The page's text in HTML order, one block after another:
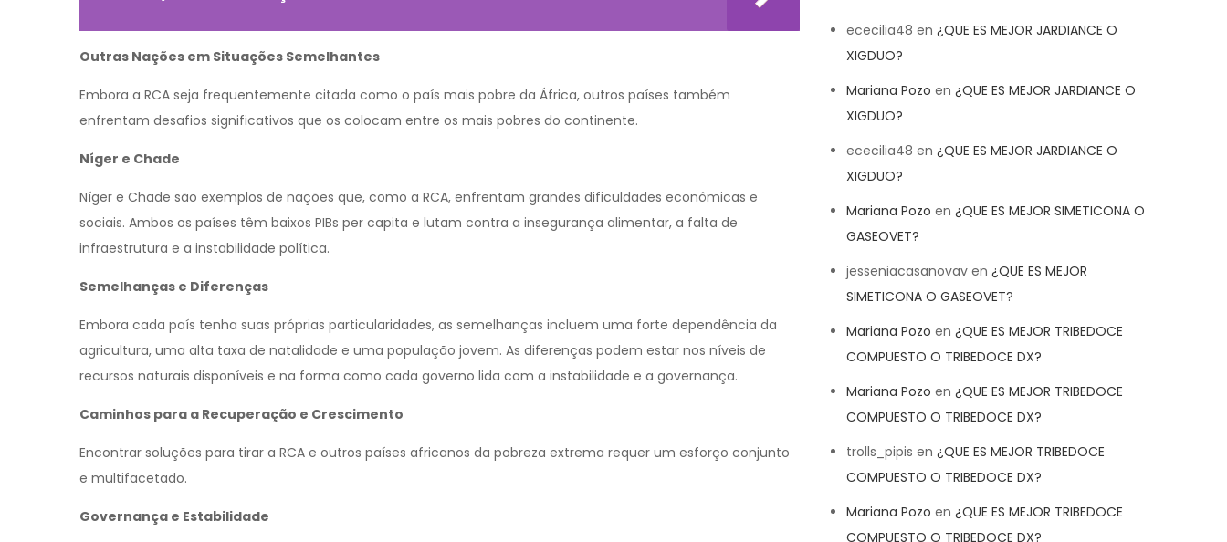
Outras Nações em Situações Semelhantes
Embora a RCA seja frequentemente citada como o país mais pobre da África, outros países também
enfrentam desafios significativos que os colocam entre os mais pobres do continente.
Níger e Chade
Níger e Chade são exemplos de nações que, como a RCA, enfrentam grandes dificuldades econômicas e
sociais. Ambos os países têm baixos PIBs per capita e lutam contra a insegurança alimentar, a falta de
infraestrutura e a instabilidade política.
Semelhanças e Diferenças
Embora cada país tenha suas próprias particularidades, as semelhanças incluem uma forte dependência da
agricultura, uma alta taxa de natalidade e uma população jovem. As diferenças podem estar nos níveis de
recursos naturais disponíveis e na forma como cada governo lida com a instabilidade e a governança.
Caminhos para a Recuperação e Crescimento
Encontrar soluções para tirar a RCA e outros países africanos da pobreza extrema requer um esforço conjunto
e multifacetado.
Governança e Estabilidade
ececilia48 en ¿QUE ES MEJOR JARDIANCE O
XIGDUO?
Mariana Pozo en ¿QUE ES MEJOR JARDIANCE O
XIGDUO?
ececilia48 en ¿QUE ES MEJOR JARDIANCE O
XIGDUO?
Mariana Pozo en ¿QUE ES MEJOR SIMETICONA O
GASEOVET?
jesseniacasanovav en ¿QUE ES MEJOR
SIMETICONA O GASEOVET?
Mariana Pozo en ¿QUE ES MEJOR TRIBEDOCE
COMPUESTO O TRIBEDOCE DX?
Mariana Pozo en ¿QUE ES MEJOR TRIBEDOCE
COMPUESTO O TRIBEDOCE DX?
trolls_pipis en ¿QUE ES MEJOR TRIBEDOCE
COMPUESTO O TRIBEDOCE DX?
Mariana Pozo en ¿QUE ES MEJOR TRIBEDOCE
COMPUESTO O TRIBEDOCE DX?